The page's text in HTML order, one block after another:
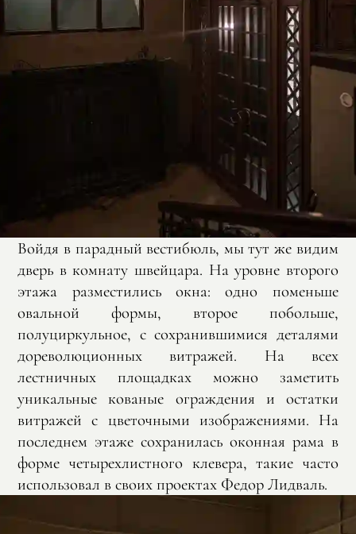
Войдя в парадный вестибюль, мы тут же видим
дверь в комнату швейцара. На уровне второго
этажа разместились окна: одно поменьше
овальной формы, второе побольше,
полуциркульное, с сохранившимися деталями
дореволюционных витражей. На всех
лестничных площадках можно заметить
уникальные кованые ограждения и остатки
витражей с цветочными изображениями. На
последнем этаже сохранилась оконная рама в
форме четырехлистного клевера, такие часто
использовал в своих проектах Федор Лидваль.